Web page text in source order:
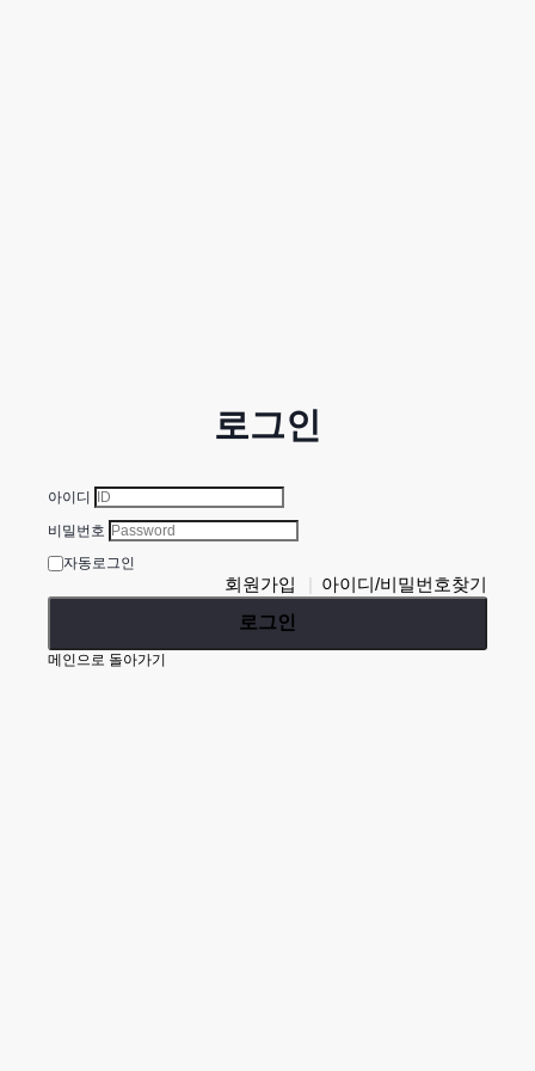
로그인
아이디
비밀번호
자동로그인
회원가입
아이디/비밀번호찾기
로그인
메인으로 돌아가기